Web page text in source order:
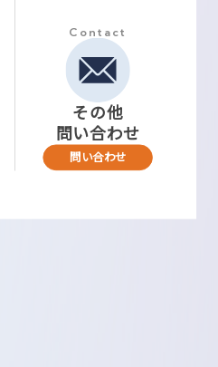
Contact
その他
問い合わせ
問い合わせ